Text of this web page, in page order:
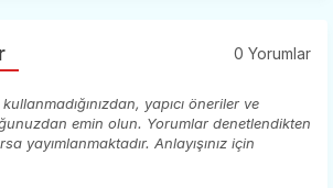
0 Yorumlar
yapıcı öneriler ve
emin olun. Yorumlar denetlendikten
yayımlanmaktadır. Anlayışınız için